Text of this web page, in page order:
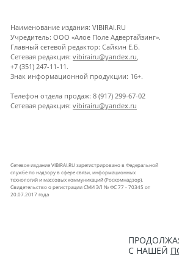
Наименование издания: VIBIRAI.RU
Учредитель: ООО «Алое Поле Адвертайзинг».
Главный сетевой редактор: Сайкин Е.Б.
Сетевая редакция: vibirairu@yandex.ru
+7 (351) 247-11-11.
Знак информационной продукции: 16+.
Телефон отдела продаж: 8 (917) 299-67-02
Сетевая редакция: vibirairu@yandex.ru
Сетевое издание VIBIRAI.RU зарегистрировано в Федеральной
службе по надзору в сфере связи, информационных
технологий и массовых коммуникаций (Роскомнадзор).
Свидетельство о регистрации СМИ ЭЛ № ФС 77 - 70345 от
20.07.2017 года
С НАШЕЙ